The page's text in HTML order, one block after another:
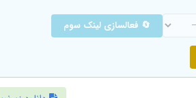
🔄 فعالسازی لینک سوم